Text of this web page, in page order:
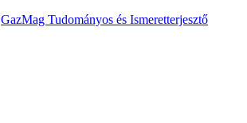
GazMag Tudományos és Ismeretterjesztő